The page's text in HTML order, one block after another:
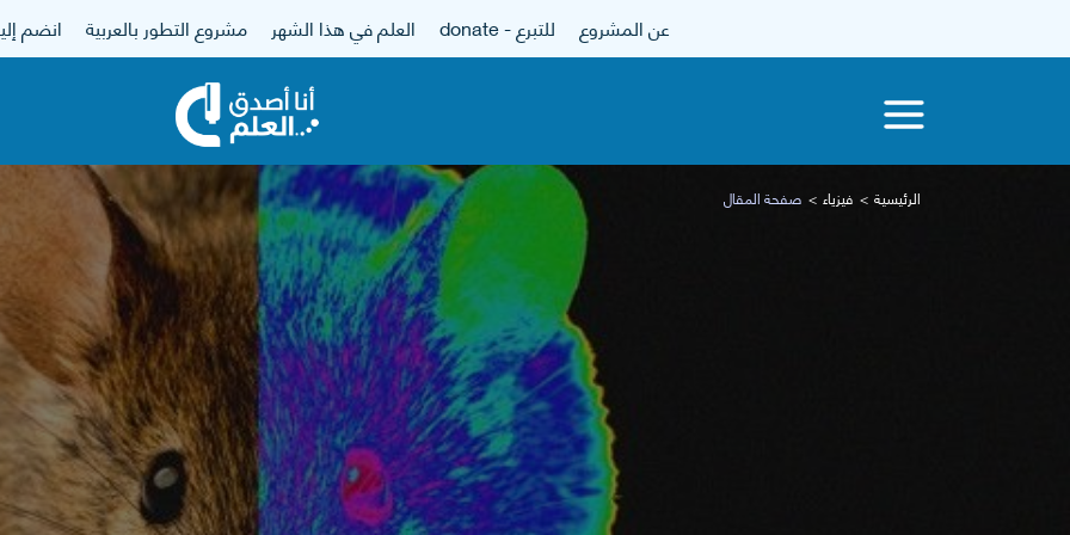
عن المشروع للتبرع - donate العلم في هذا الشهر مشروع التطور بالعربية انضم
الرئيسية فيزياء صفحة المقال